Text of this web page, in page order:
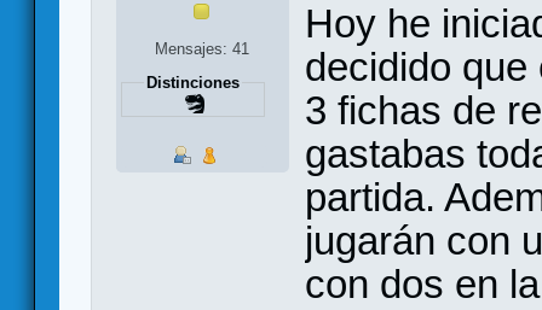
Mensajes: 41
Distinciones
Hoy he
decidido
3 fichas de
gastabas
partida.
jugarán con
con dos en